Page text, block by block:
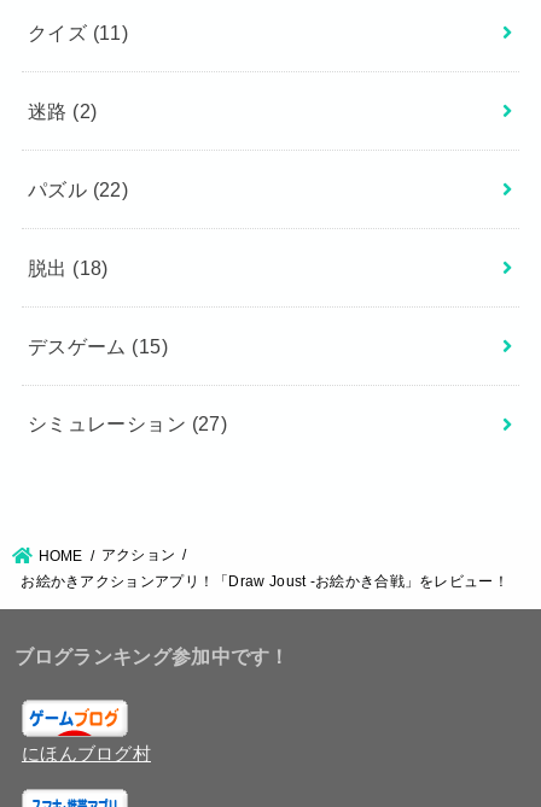
クイズ (11)
迷路 (2)
パズル (22)
脱出 (18)
デスゲーム (15)
シミュレーション (27)
HOME
アクション
お絵かきアクションアプリ！「Draw Joust -お絵かき合戦」をレビュー！
ブログランキング参加中です！
にほんブログ村